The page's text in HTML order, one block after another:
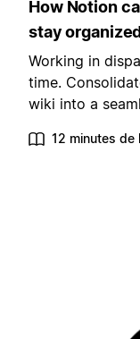
How Notion
stay
Working in
time.
wiki into a
12 minutes de